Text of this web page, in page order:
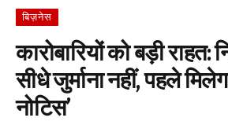
बिज़नेस
कारोबारियों को बड़ी राहत:
सीधे जुर्माना नहीं, पहले
नोटिस’